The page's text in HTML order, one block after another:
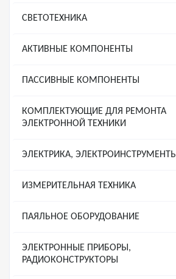
СВЕТОТЕХНИКА
АКТИВНЫЕ КОМПОНЕНТЫ
ПАССИВНЫЕ КОМПОНЕНТЫ
КОМПЛЕКТУЮЩИЕ ДЛЯ РЕМОНТА
ЭЛЕКТРОННОЙ ТЕХНИКИ
ЭЛЕКТРИКА, ЭЛЕКТРОИНСТРУМЕНТЫ
ИЗМЕРИТЕЛЬНАЯ ТЕХНИКА
ПАЯЛЬНОЕ ОБОРУДОВАНИЕ
ЭЛЕКТРОННЫЕ ПРИБОРЫ,
РАДИОКОНСТРУКТОРЫ